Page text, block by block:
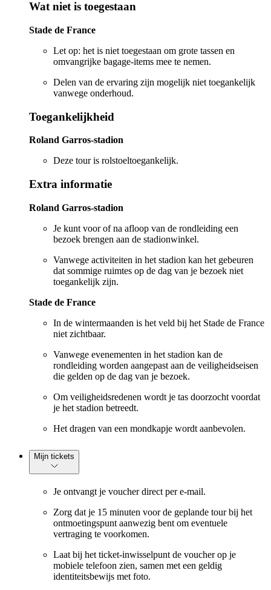
Wat niet is toegestaan
Stade de France
Let op: het is niet toegestaan om grote tassen en
omvangrijke bagage-items mee te nemen.
Delen van de ervaring zijn mogelijk niet toegankelijk
vanwege onderhoud.
Toegankelijkheid
Roland Garros-stadion
Deze tour is rolstoeltoegankelijk.
Extra informatie
Roland Garros-stadion
Je kunt voor of na afloop van de rondleiding een
bezoek brengen aan de stadionwinkel.
Vanwege activiteiten in het stadion kan het gebeuren
dat sommige ruimtes op de dag van je bezoek niet
toegankelijk zijn.
Stade de France
In de wintermaanden is het veld bij het Stade de France
niet zichtbaar.
Vanwege evenementen in het stadion kan de
rondleiding worden aangepast aan de veiligheidseisen
die gelden op de dag van je bezoek.
Om veiligheidsredenen wordt je tas doorzocht voordat
je het stadion betreedt.
Het dragen van een mondkapje wordt aanbevolen.
Mijn tickets
Je ontvangt je voucher direct per e-mail.
Zorg dat je 15 minuten voor de geplande tour bij het
ontmoetingspunt aanwezig bent om eventuele
vertraging te voorkomen.
Laat bij het ticket-inwisselpunt de voucher op je
mobiele telefoon zien, samen met een geldig
identiteitsbewijs met foto.